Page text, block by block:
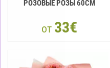
РОЗОВЫЕ РОЗЫ 60CM
от 33€